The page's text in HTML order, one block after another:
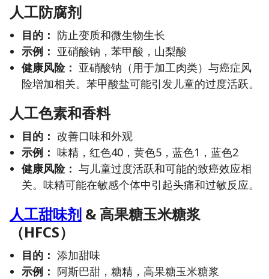
人工防腐剂
目的： 防止变质和微生物生长
示例： 亚硝酸钠，苯甲酸，山梨酸
健康风险： 亚硝酸钠（用于加工肉类）与癌症风
险增加相关。苯甲酸盐可能引发儿童的过度活跃。
人工色素和香料
目的： 改善口味和外观
示例： 味精，红色40，黄色5，蓝色1，蓝色2
健康风险： 与儿童过度活跃和可能的致癌效应相
关。味精可能在敏感个体中引起头痛和过敏反应。
人工甜味剂 & 高果糖玉米糖浆
（HFCS）
目的： 添加甜味
示例： 阿斯巴甜，糖精，高果糖玉米糖浆